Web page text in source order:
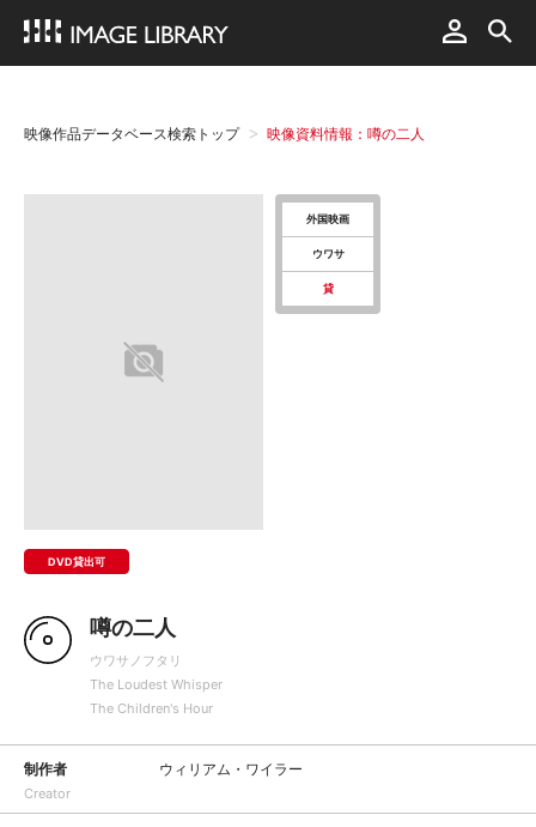
映像作品データベース検索トップ 映像資料情報：噂の二人
DVD貸出可
外国映画
ウワサ
貸
噂の二人
ウワサノフタリ
The Loudest Whisper
The Children's Hour
制作者
Creator
ウィリアム・ワイラー